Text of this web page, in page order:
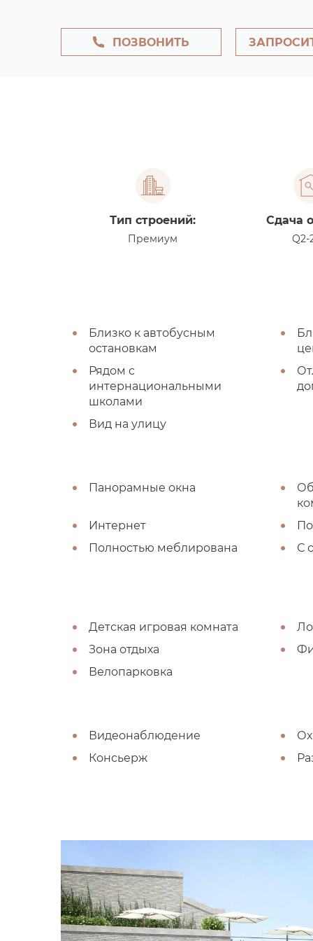
ПОЗВОНИТЬ
Тип строений:
Премиум
Сдача
Q2-
Близко к автобусным
остановкам
Рядом с
интернациональными
школами
Вид на улицу
Панорамные окна
Интернет
Полностью меблирована
С
Детская игровая комната
Зона отдыха
Велопарковка
Видеонаблюдение
Консьерж